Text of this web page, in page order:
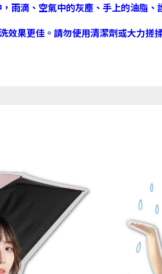
雨滴、空氣中的灰塵、手上的油脂、
效果更佳。請勿使用清潔劑或大力搓